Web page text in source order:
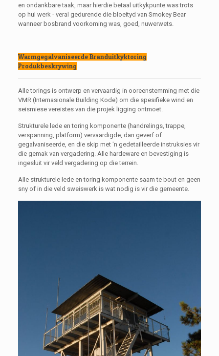
en ondankbare taak, maar hierdie betaal uitkykpunte was trots
op hul werk - veral gedurende die bloeityd van Smokey Bear
wanneer bosbrand voorkoming was, goed, nuwerwets.
Warmgegalvaniseerde Branduitkyktoring
Produkbeskrywing
Alle torings is ontwerp en vervaardig in ooreenstemming met die
VMR (Internasionale Building Kode) om die spesifieke wind en
seismiese vereistes van die projek ligging ontmoet.
Strukturele lede en toring komponente (handrelings, trappe,
verspanning, platform) vervaardigde, dan geverf of
gegalvaniseerde, en die skip met 'n gedetailleerde instruksies vir
die gemak van vergadering. Alle hardeware en bevestiging is
ingesluit vir veld vergadering op die terrein.
Alle strukturele lede en toring komponente saam te bout en geen
sny of in die veld sweiswerk is wat nodig is vir die gemeente.